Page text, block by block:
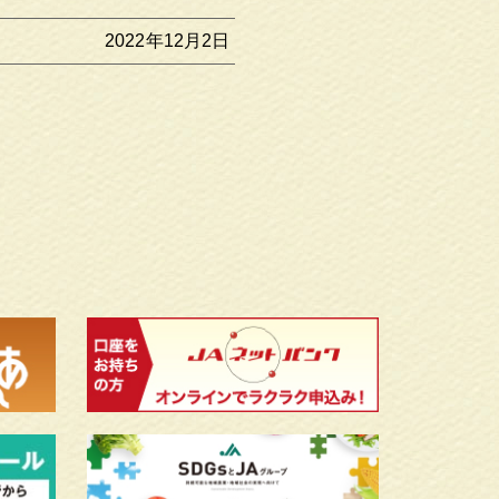
2022年12月2日